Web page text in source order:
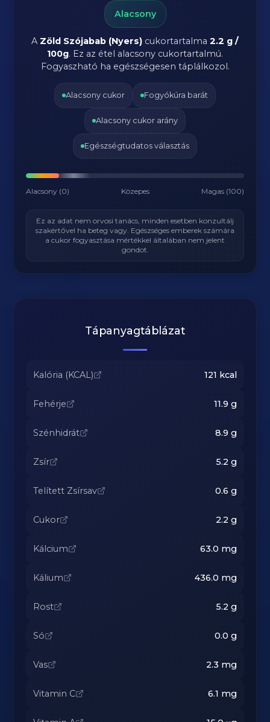
Alacsony
A Zöld Szójabab (Nyers) cukortartalma 2.2 g /
100g. Ez az étel alacsony cukortartalmú.
Fogyaszható ha egészségesen táplálkozol.
Alacsony cukor Fogyókúra barát
Alacsony cukor arány
Egészségtudatos választás
Alacsony (0) Közepes Magas (100)
Ez az adat nem orvosi tanács, minden esetben konzultálj
szakértővel ha beteg vagy. Egészséges emberek számára
a cukor fogyasztása mértékkel általában nem jelent
gondot.
Tápanyagtáblázat
Kalória (KCAL) 121 kcal
Fehérje 11.9 g
Szénhidrát 8.9 g
Zsír 5.2 g
Telített Zsírsav 0.6 g
Cukor 2.2 g
Kálcium 63.0 mg
Kálium 436.0 mg
Rost 5.2 g
Só 0.0 g
Vas 2.3 mg
Vitamin C 6.1 mg